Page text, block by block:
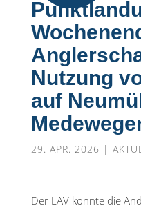
Nutzung
auf
29. APR. 2026 |
Der LAV konnte die